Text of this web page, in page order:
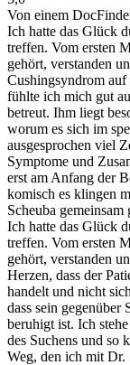
Von einem
Ich hatte das Glück
treffen. Vom ersten
gehört, verstanden
Cushingsyndrom auf
fühlte ich mich gut
betreut. Ihm liegt
worum es sich im
ausgesprochen viel
Symptome und
erst am Anfang der
komisch es klingen
Scheuba gemeinsam
Ich hatte das Glück
treffen. Vom ersten
gehört, verstanden
Herzen, dass der
handelt und nicht
dass sein gegenüber
beruhigt ist. Ich
des Suchens und so
Weg, den ich mit Dr.